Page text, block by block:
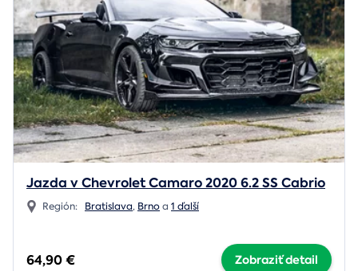
Jazda v Chevrolet Camaro 2020 6.2 SS Cabrio
Región: Bratislava, Brnoa 1 ďalší
64,90 € Zobraziť detail